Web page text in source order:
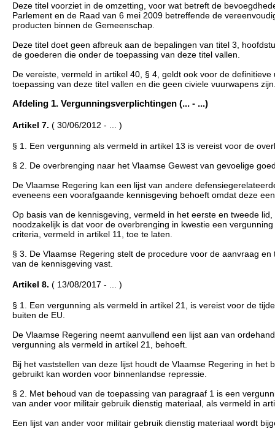
Deze titel voorziet in de omzetting, voor wat betreft de
Parlement en de Raad van 6 mei 2009 betreffende de
producten binnen de Gemeenschap.
Deze titel doet geen afbreuk aan de bepalingen van titel 3,
de goederen die onder de toepassing van deze titel vallen.
De vereiste, vermeld in artikel 40, § 4, geldt ook voor de
toepassing van deze titel vallen en die geen civiele vuurwapens
Afdeling 1. Vergunningsverplichtingen (... - ...)
Artikel 7. ( 30/06/2012 - ... )
§ 1. Een vergunning als vermeld in artikel 13 is vereist voor de
§ 2. De overbrenging naar het Vlaamse Gewest van gevoelige
De Vlaamse Regering kan een lijst van andere
eveneens een voorafgaande kennisgeving behoeft omdat deze
Op basis van de kennisgeving, vermeld in het eerste en tweede
noodzakelijk is dat voor de overbrenging in kwestie een
criteria, vermeld in artikel 11, toe te laten.
§ 3. De Vlaamse Regering stelt de procedure voor de aanvraag
van de kennisgeving vast.
Artikel 8. ( 13/08/2017 - ... )
§ 1. Een vergunning als vermeld in artikel 21, is vereist voor de
buiten de EU.
De Vlaamse Regering neemt aanvullend een lijst aan van
vergunning als vermeld in artikel 21, behoeft.
Bij het vaststellen van deze lijst houdt de Vlaamse Regering in
gebruikt kan worden voor binnenlandse repressie.
§ 2. Met behoud van de toepassing van paragraaf 1 is een
van ander voor militair gebruik dienstig materiaal, als vermeld in
Een lijst van ander voor militair gebruik dienstig materiaal wordt